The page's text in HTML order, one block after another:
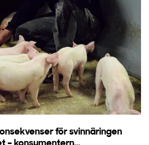
för svinnäringen